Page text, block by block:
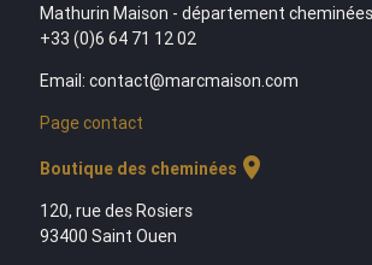
Mathurin Maison - département
+33 (0)6 64 71 12 02
Email: contact@marcmaison.com
Page contact
Boutique des cheminées location_on
120, rue des Rosiers
93400 Saint Ouen